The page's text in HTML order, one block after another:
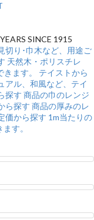
YEARS SINCE 1915
切り･巾木など、用途ご
天然木・ポリスチレ
ます。
テイストから
アル、和風など、テイ
探す 商品の巾のレンジ
ら探す 商品の厚みのレ
価から探す 1m当たりの
す。